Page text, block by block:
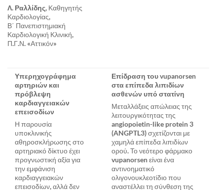
Λ. Ραλλίδης, Καθηγητής
Καρδιολογίας,
Β΄ Πανεπιστημιακή
Καρδιολογική Κλινική,
Π.Γ.Ν. «Αττικόν»
Υπερηχογράφημα
αρτηριών και
πρόβλεψη
καρδιαγγειακών
επεισοδίων
Η παρουσία
υποκλινικής
αθηροσκλήρωσης στο
αρτηριακό δίκτυο έχει
προγνωστική αξία για
την εμφάνιση
καρδιαγγειακών
επεισοδίων, αλλά δεν
Επίδραση του vupanorsen
στα επίπεδα λιπιδίων
ασθενών υπό στατίνη
Μεταλλάξεις απώλειας της
λειτουργικότητας της
angiopoietin-like protein 3
(ANGPTL3) σχετίζονται με
χαμηλά επίπεδα λιπιδίων
ορού. Το νεότερο φάρμακο
vupanorsen είναι ένα
αντινοηματικό
ολιγονουκλεοτίδιο που
αναστέλλει τη σύνθεση της